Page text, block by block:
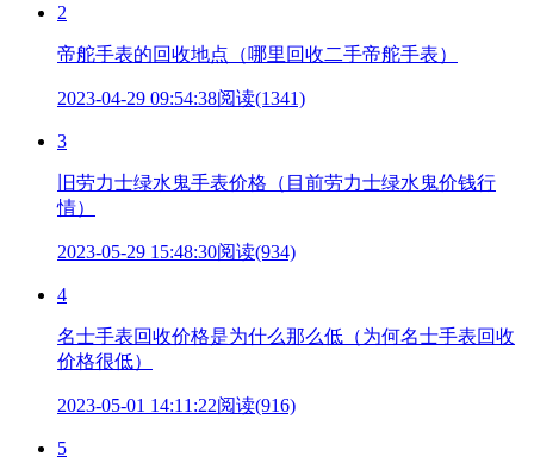
2
帝舵手表的回收地点（哪里回收二手帝舵手表）
2023-04-29 09:54:38阅读(1341)
3
旧劳力士绿水鬼手表价格（目前劳力士绿水鬼价钱行
情）
2023-05-29 15:48:30阅读(934)
4
名士手表回收价格是为什么那么低（为何名士手表回收
价格很低）
2023-05-01 14:11:22阅读(916)
5